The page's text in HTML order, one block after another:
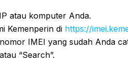
atau komputer Anda.
Kemenperin di https://
IMEI yang sudah Anda
“Search”.